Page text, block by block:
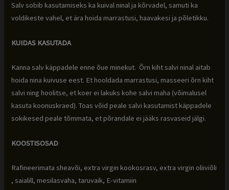
Salv sobib kasutamiseks ka kuival ninal ja kõrvadel, samuti ka
voldikeste vahel, et ära hoida marrastusi, haavakesi ja põletikku.
KUIDAS KASUTADA
Kanna salv käppadele enne õue minekut. Õrn kiht salvi ninal aitab
hoida nina kuivuse eest. Et hooldada marrastusi, masseeri õrn kiht
salvi ning hoolitse, et koer ei lakuks kohe salvi maha (võimalusel
kasuta koonuskraed). Toas võid peale salvi kasutamist käppadele
sokikesed peale tõmmata, et põrandale ei jääks rasvaseid jälgi.
KOOSTISOSAD
Rafineerimata sheavõi, extra virgin kookosrasv, extra virgin oliiviõli
, saialill, mesilasvaha, taruvaik, E-vitamiin